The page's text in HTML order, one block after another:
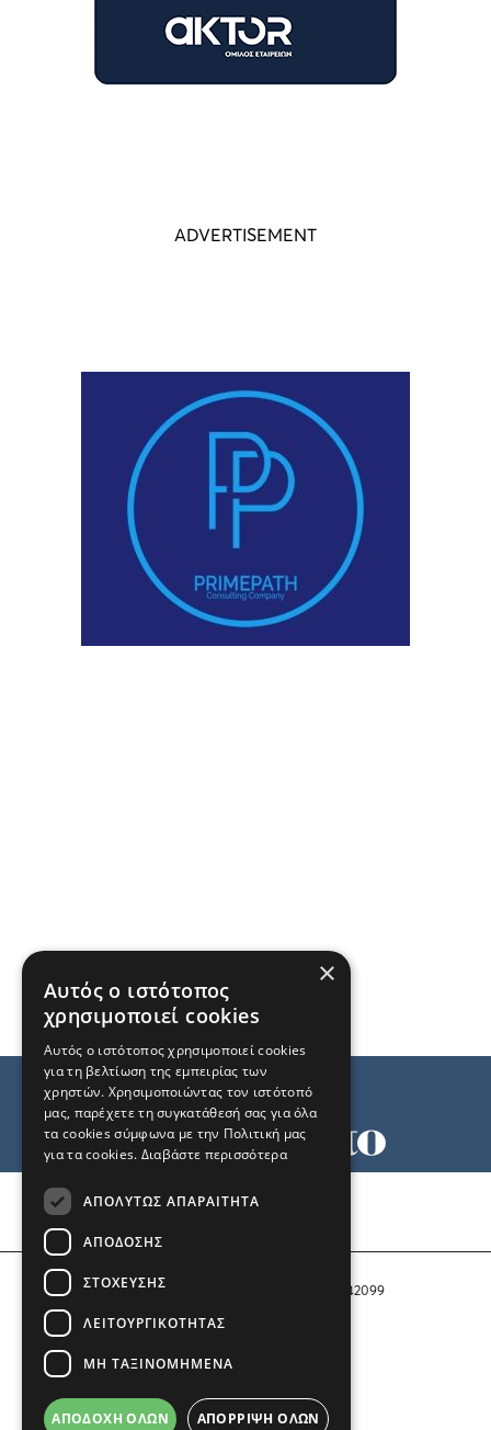
Αριθμός Πιστοποίησης Μ.Η.Τ. 242099
COPYRIGHT © 2026 Το Μανιφέστο
×
Αυτός ο ιστότοπος
χρησιμοποιεί cookies
Αυτός ο ιστότοπος χρησιμοποιεί cookies
για τη βελτίωση της εμπειρίας των
χρηστών. Χρησιμοποιώντας τον ιστότοπό
μας, παρέχετε τη συγκατάθεσή σας για όλα
τα cookies σύμφωνα με την Πολιτική μας
για τα cookies. Διαβάστε περισσότερα
ΑΠΟΛΎΤΩΣ ΑΠΑΡΑΊΤΗΤΑ
ΑΠΌΔΟΣΗΣ
ΣΤΌΧΕΥΣΗΣ
ΛΕΙΤΟΥΡΓΙΚΌΤΗΤΑΣ
ΜΗ ΤΑΞΙΝΟΜΗΜΈΝΑ
ΑΠΟΔΟΧΉ ΌΛΩΝ ΑΠΌΡΡΙΨΗ ΌΛΩΝ